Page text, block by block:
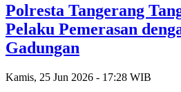
Polresta Tangerang
Pelaku Pemerasan
Gadungan
Kamis, 25 Jun 2026 - 17:28 WIB